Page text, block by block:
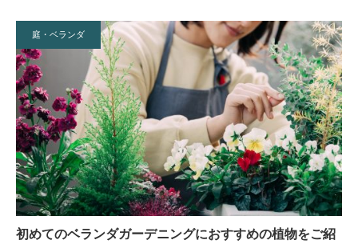
庭・ベランダ
初めてのベランダガーデニングにおすすめの植物をご紹